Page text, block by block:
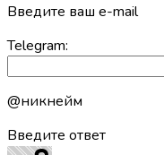
Введите ваш e-mail
Telegram:
@никнейм
Введите ответ